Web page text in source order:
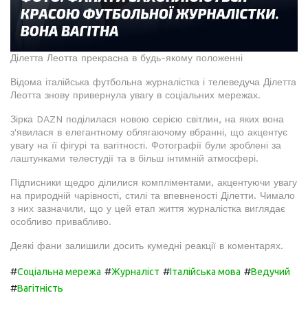
Ділетта Леотта прекрасна в будь-якому положенні
Відома італійська футбольна журналістка і телеведуча Ділетта
Леотта знову привернула увагу в соціальних мережах.
Зірка DAZN поділилася новою серією світлин, на яких вона
з'явилася в елегантному облягаючому вбранні, що акцентує
увагу на її фігурі та вагітності. Фотографії були зроблені за
лаштунками телестудії та в більш інтимній атмосфері.
Підписники щедро ділилися компліментами, акцентуючи увагу
на природній чарівності, стилі та впевненості Ділетти. Чимало
з них зазначили, що у цей етап життя журналістка виглядає
особливо привабливо.
Деякі фани залишили досить кумедні реакції в коментарях.
#Соціальна мережа #Журналіст #Італійська мова #Ведучий
#Вагітність